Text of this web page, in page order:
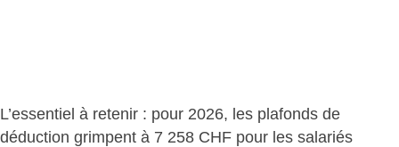
L’essentiel à retenir : pour 2026, les plafonds de
déduction grimpent à 7 258 CHF pour les salariés